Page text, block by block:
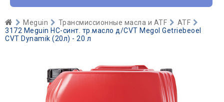
Meguin Трансмиссионные масла и ATF
ATF
3172 Meguin НС-синт. тр.масло д/CVT Megol Getriebeoel
CVT Dynamik (20л) - 20 л